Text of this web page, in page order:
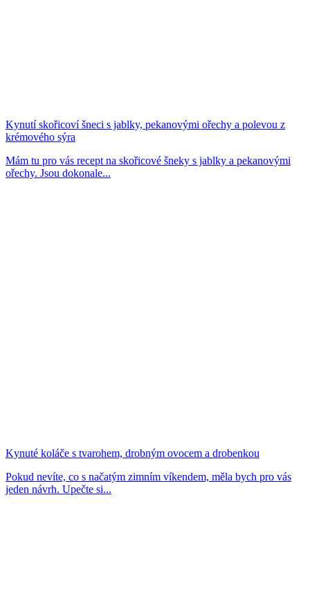
Kynutí skořicoví šneci s jablky, pekanovými ořechy a polevou z
krémového sýra
Mám tu pro vás recept na skořicové šneky s jablky a pekanovými
ořechy. Jsou dokonale...
Kynuté koláče s tvarohem, drobným ovocem a drobenkou
Pokud nevíte, co s načatým zimním víkendem, měla bych pro vás
jeden návrh. Upečte si...